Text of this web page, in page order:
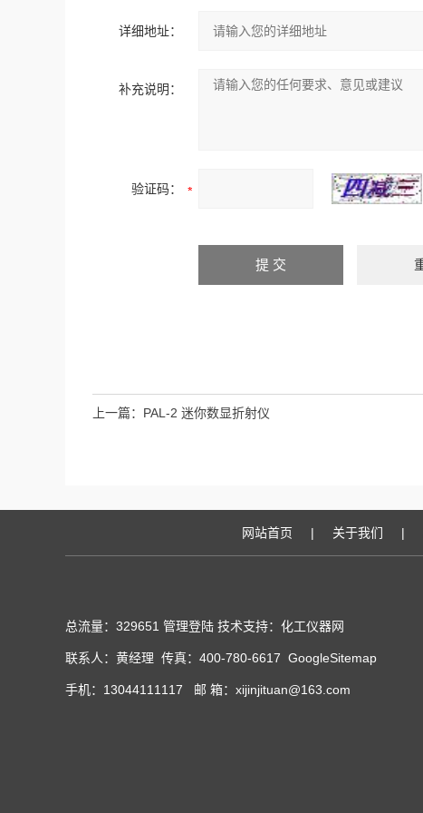
详细地址：
补充说明：
验证码：
上一篇： PAL-2 迷你数显折射仪
网站首页 | 关于我们 |
总流量：329651 管理登陆 技术支持：化工仪器网
联系人：黄经理 传真：400-780-6617 GoogleSitemap
手机：13044111117 邮 箱：xijinjituan@163.com